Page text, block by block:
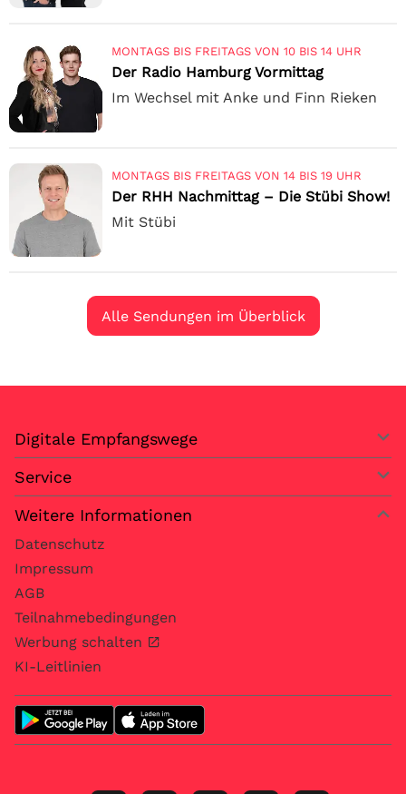
MONTAGS BIS FREITAGS VON 10 BIS 14 UHR
Der Radio Hamburg Vormittag
Im Wechsel mit Anke und Finn Rieken
MONTAGS BIS FREITAGS VON 14 BIS 19 UHR
Der RHH Nachmittag – Die Stübi Show!
Mit Stübi
Alle Sendungen im Überblick
Digitale Empfangswege
Service
Weitere Informationen
Datenschutz
Impressum
AGB
Teilnahmebedingungen
Werbung schalten
KI-Leitlinien